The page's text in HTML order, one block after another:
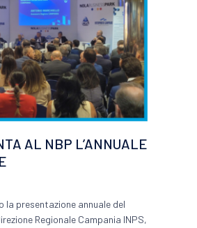
AL NBP L’ANNUALE
la presentazione annuale del
Regionale Campania INPS,